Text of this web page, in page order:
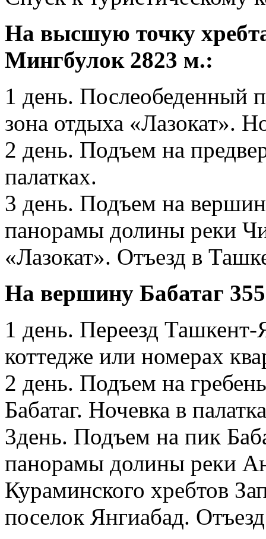
На высшую точку
Мингбулок 2823 м.:
1 день. Послеобеденный
зона отдыха «Лазокат».
2 день. Подъем на
палатках.
3 день. Подъем на
панорамы долины реки
«Лазокат». Отъезд в
На вершину Бабатаг
1 день. Переезд
коттедже или номерах
2 день. Подъем на
Бабатаг. Ночевка в
3день. Подъем на пик
панорамы долины реки
Кураминского хребтов
поселок Янгиабад.